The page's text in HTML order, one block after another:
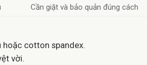
Cần giặt và bảo quản đúng cách
hoặc cotton spandex.
vời.